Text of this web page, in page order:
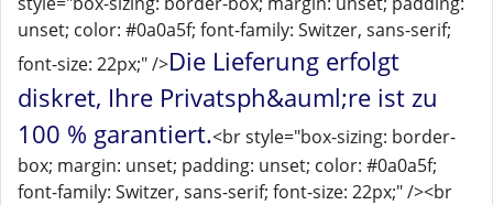
unset; color: #0a0a5f; font-family: Switzer, sans-serif;
font-size: 22px;" />Die Lieferung erfolgt
diskret, Ihre Privatsph&auml;re ist zu
100 % garantiert.<br style="box-sizing: border-
box; margin: unset; padding: unset; color: #0a0a5f;
font-family: Switzer, sans-serif; font-size: 22px;" /><br